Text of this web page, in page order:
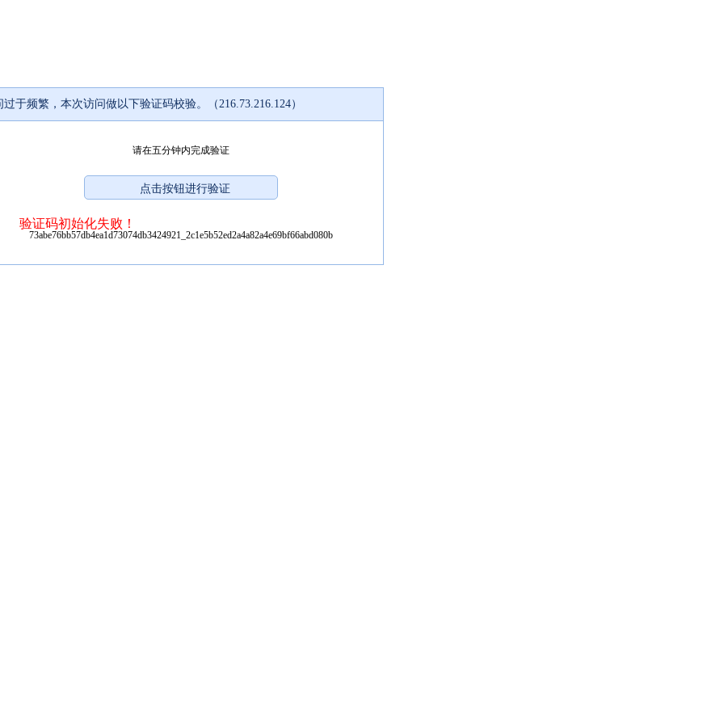
过于频繁，本次访问做以下验证码校验。（216.73.216.124）
请在五分钟内完成验证
验证码初始化失败！
73abe76bb57db4ea1d73074db3424921_2c1e5b52ed2a4a82a4e69bf66abd080b